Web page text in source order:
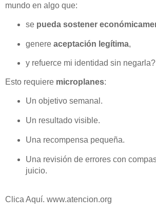
mundo en algo que:
se pueda sostener
genere aceptación legítima,
y refuerce mi identidad sin negarla?
Esto requiere microplanes:
Un objetivo semanal.
Un resultado visible.
Una recompensa pequeña.
Una revisión de errores con
juicio.
Clica Aquí. www.atencion.org